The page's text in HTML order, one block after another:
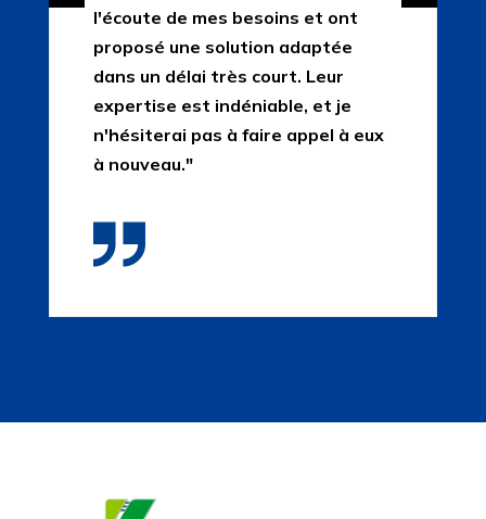
l'écoute de mes besoins et ont
proposé une solution adaptée
dans un délai très court. Leur
expertise est indéniable, et je
n'hésiterai pas à faire appel à eux
à nouveau."